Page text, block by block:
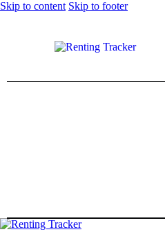
Skip to content Skip to footer